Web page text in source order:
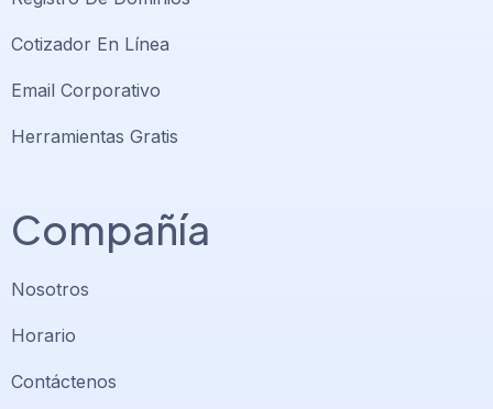
Cotizador En Línea
Email Corporativo
Herramientas Gratis
Compañía
Nosotros
Horario
Contáctenos